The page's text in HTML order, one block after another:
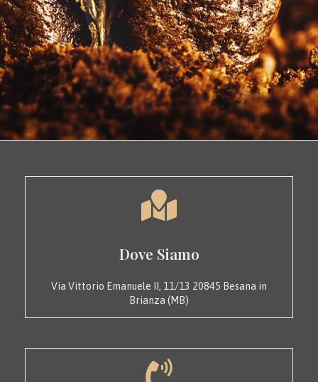
Dove Siamo
Via Vittorio Emanuele II, 11/13 20845 Besana in
Brianza (MB)